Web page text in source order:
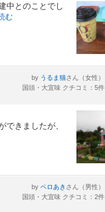
中とのことでし
む
by うるま猫さん（女性）
国頭・大宜味 クチコミ：5件
できましたが、
by ペロあき さん（男性）
国頭・大宜味 クチコミ：2件